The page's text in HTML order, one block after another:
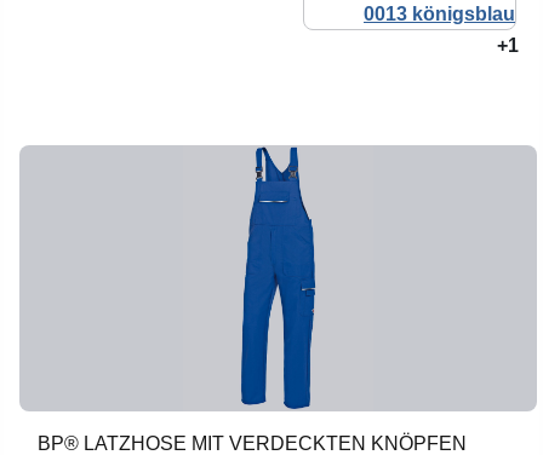
+1
BP® LATZHOSE MIT VERDECKTEN KNÖPFEN